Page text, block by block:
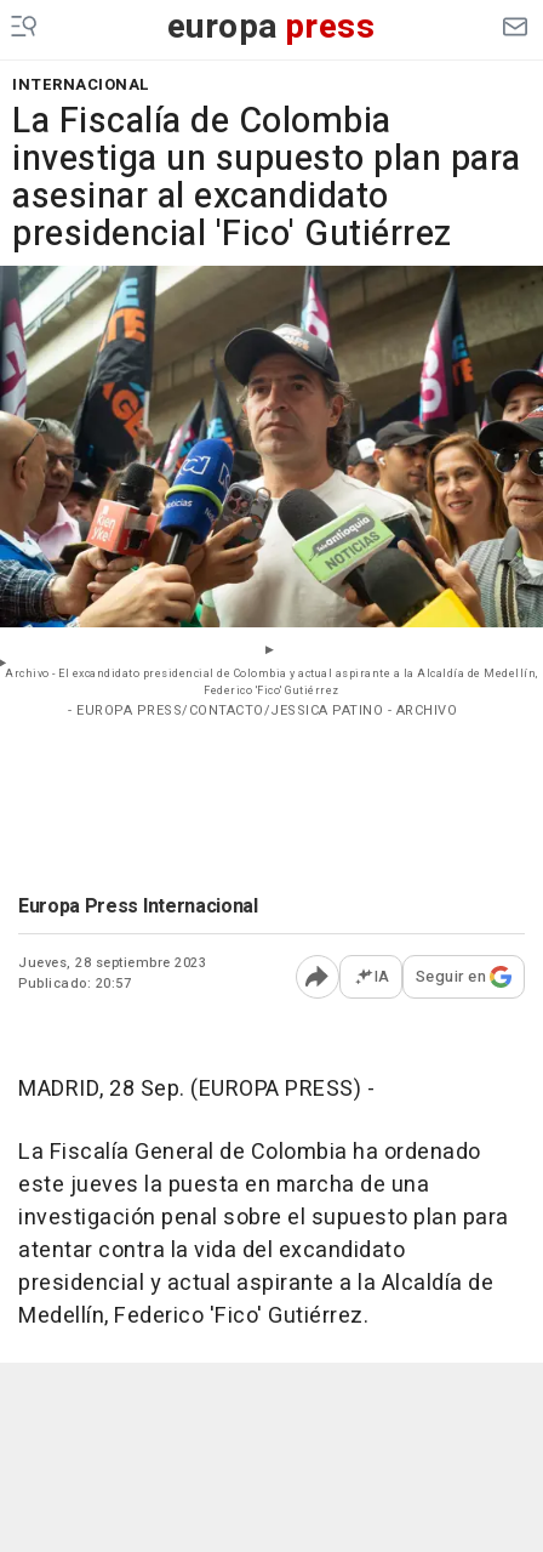
europa press
INTERNACIONAL
La Fiscalía de Colombia
investiga un supuesto plan para
asesinar al excandidato
presidencial 'Fico' Gutiérrez
Archivo - El excandidato presidencial de Colombia y actual aspirante a la Alcaldía de Medellín,
Federico 'Fico' Gutiérrez
- EUROPA PRESS/CONTACTO/JESSICA PATINO - ARCHIVO
Europa Press Internacional
Jueves, 28 septiembre 2023
Publicado: 20:57
Abrir opciones para
IA Seguir en
MADRID, 28 Sep. (EUROPA PRESS) -
La Fiscalía General de Colombia ha ordenado
este jueves la puesta en marcha de una
investigación penal sobre el supuesto plan para
atentar contra la vida del excandidato
presidencial y actual aspirante a la Alcaldía de
Medellín, Federico 'Fico' Gutiérrez.